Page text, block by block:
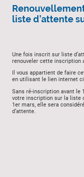
liste d’attente
Une fois inscrit sur liste
renouveler cette inscription
Il vous appartient de faire
en utilisant le lien internet
Sans ré-inscription avant le
votre inscription sur la liste
1er mars, elle sera
d’attente.